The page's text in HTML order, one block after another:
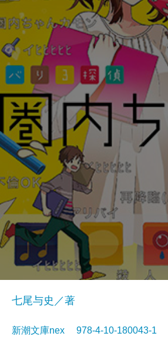
七尾与史／著
新潮文庫nex 978-4-10-180043-